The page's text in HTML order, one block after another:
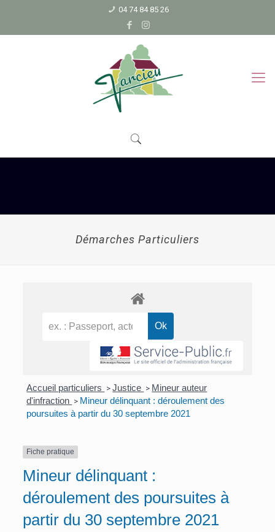
04 74 84 85 26
Démarches Particuliers
Accueil particuliers > Justice > Mineur auteur
d'infraction > Mineur délinquant : déroulement des
poursuites à partir du 30 septembre 2021
Fiche pratique
Mineur délinquant :
déroulement des poursuites à
partir du 30 septembre 2021